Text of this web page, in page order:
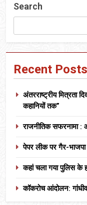
Search
Recent Posts
अंतरराष्ट्रीय मित्रता
कहानियों तक”
राजनीतिक सफरनामा
पेपर लीक पर गैर-
कहां चला गया पुलिस के
कॉकरोच आंदोलन: